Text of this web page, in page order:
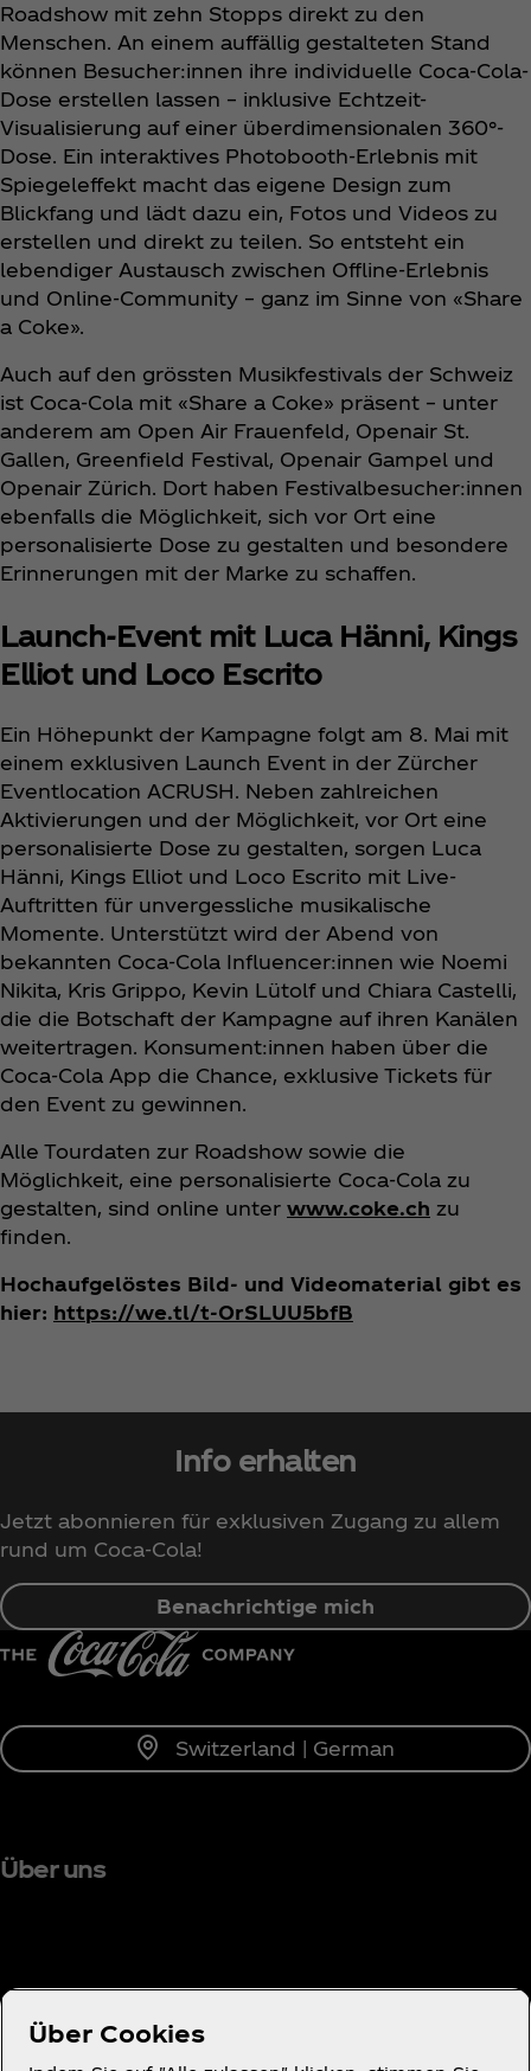
Roadshow mit zehn Stopps direkt zu den
Menschen. An einem auffällig gestalteten Stand
können Besucher:innen ihre individuelle Coca‑Cola-
Dose erstellen lassen – inklusive Echtzeit-
Visualisierung auf einer überdimensionalen 360°-
Dose. Ein interaktives Photobooth-Erlebnis mit
Spiegeleffekt macht das eigene Design zum
Blickfang und lädt dazu ein, Fotos und Videos zu
erstellen und direkt zu teilen. So entsteht ein
lebendiger Austausch zwischen Offline-Erlebnis
und Online-Community – ganz im Sinne von «Share
a Coke».
Auch auf den grössten Musikfestivals der Schweiz
ist Coca‑Cola mit «Share a Coke» präsent – unter
anderem am Open Air Frauenfeld, Openair St.
Gallen, Greenfield Festival, Openair Gampel und
Openair Zürich. Dort haben Festivalbesucher:innen
ebenfalls die Möglichkeit, sich vor Ort eine
personalisierte Dose zu gestalten und besondere
Erinnerungen mit der Marke zu schaffen.
Launch-Event mit Luca Hänni, Kings
Elliot und Loco Escrito
Ein Höhepunkt der Kampagne folgt am 8. Mai mit
einem exklusiven Launch Event in der Zürcher
Eventlocation ACRUSH. Neben zahlreichen
Aktivierungen und der Möglichkeit, vor Ort eine
personalisierte Dose zu gestalten, sorgen Luca
Hänni, Kings Elliot und Loco Escrito mit Live-
Auftritten für unvergessliche musikalische
Momente. Unterstützt wird der Abend von
bekannten Coca‑Cola Influencer:innen wie Noemi
Nikita, Kris Grippo, Kevin Lütolf und Chiara Castelli,
die die Botschaft der Kampagne auf ihren Kanälen
weitertragen. Konsument:innen haben über die
Coca‑Cola App die Chance, exklusive Tickets für
den Event zu gewinnen.
Alle Tourdaten zur Roadshow sowie die
Möglichkeit, eine personalisierte Coca‑Cola zu
gestalten, sind online unter www.coke.ch zu
finden.
Hochaufgelöstes Bild- und Videomaterial gibt es
hier: https://we.tl/t-OrSLUU5bfB
Info erhalten
Jetzt abonnieren für exklusiven Zugang zu allem
rund um Coca‑Cola!
Benachrichtige mich
Switzerland | German
Über uns
Brauchst du Hilfe?
Über Cookies